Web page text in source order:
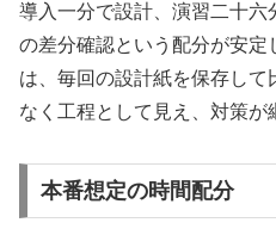
導入一分で設計、演習二十六
の差分確認という配分が安
は、毎回の設計紙を保存し
なく工程として見え、対策が
本番想定の時間配分